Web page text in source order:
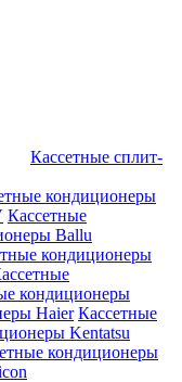
Кассетные сплит-
кондиционеры
Кассетные
Ballu
кондиционеры
кондиционеры
Haier Кассетные
Kentatsu
кондиционеры